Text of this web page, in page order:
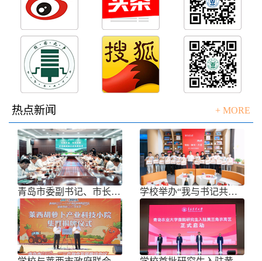
热点新闻 + MORE
青岛市委副书记、市长任刚来校调研 学校举办“我与书记共话成长”师生面